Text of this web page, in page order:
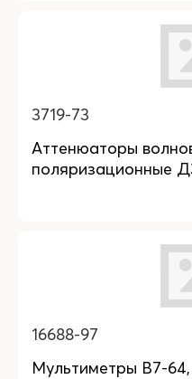
3719-73
Аттенюаторы
поляризационные
16688-97
Мультиметры В7-